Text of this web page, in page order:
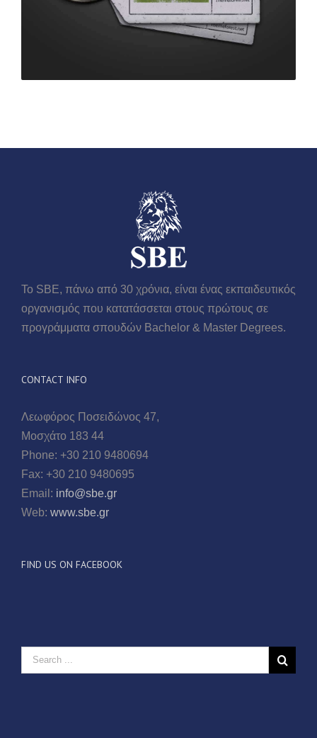
Το SBE, πάνω από 30 χρόνια, είναι ένας εκπαιδευτικός
οργανισμός που κατατάσσεται στους πρώτους σε
προγράμματα σπουδών Βachelor & Master Degrees.
CONTACT INFO
Λεωφόρος Ποσειδώνος 47,
Μοσχάτο 183 44
Phone: +30 210 9480694
Fax: +30 210 9480695
Email: info@sbe.gr
Web: www.sbe.gr
FIND US ON FACEBOOK